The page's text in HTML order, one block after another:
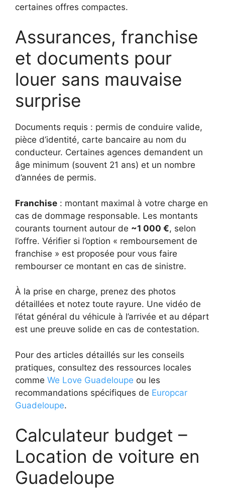
certaines offres compactes.
Assurances, franchise
et documents pour
louer sans mauvaise
surprise
Documents requis : permis de conduire valide,
pièce d’identité, carte bancaire au nom du
conducteur. Certaines agences demandent un
âge minimum (souvent 21 ans) et un nombre
d’années de permis.
Franchise : montant maximal à votre charge en
cas de dommage responsable. Les montants
courants tournent autour de ~1 000 €, selon
l’offre. Vérifier si l’option « remboursement de
franchise » est proposée pour vous faire
rembourser ce montant en cas de sinistre.
À la prise en charge, prenez des photos
détaillées et notez toute rayure. Une vidéo de
l’état général du véhicule à l’arrivée et au départ
est une preuve solide en cas de contestation.
Pour des articles détaillés sur les conseils
pratiques, consultez des ressources locales
comme We Love Guadeloupe ou les
recommandations spécifiques de Europcar
Guadeloupe.
Calculateur budget –
Location de voiture en
Guadeloupe